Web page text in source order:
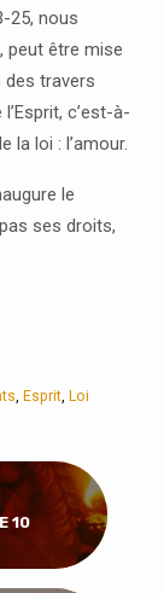
25, nous
peut être mise
des travers
c’est-à-
la loi : l’amour.
le
ses droits,
, Esprit, Loi
10